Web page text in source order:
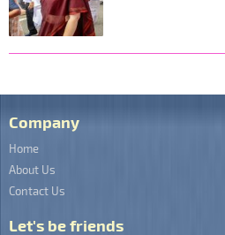
Company
Home
About Us
Contact Us
Let's be friends